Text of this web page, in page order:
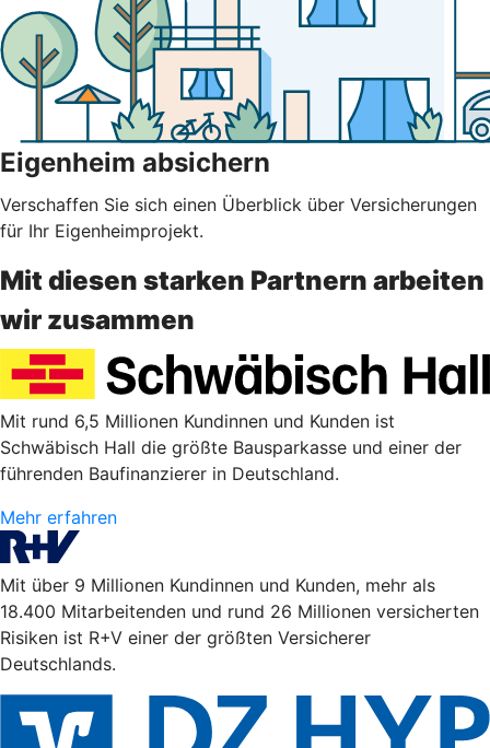
Eigenheim absichern
Verschaffen Sie sich einen Überblick über Versicherungen
für Ihr Eigenheimprojekt.
Mit diesen starken Partnern arbeiten
wir zusammen
Mit rund 6,5 Millionen Kundinnen und Kunden ist
Schwäbisch Hall die größte Bausparkasse und einer der
führenden Baufinanzierer in Deutschland.
Mehr erfahren
Mit über 9 Millionen Kundinnen und Kunden, mehr als
18.400 Mitarbeitenden und rund 26 Millionen versicherten
Risiken ist R+V einer der größten Versicherer
Deutschlands.